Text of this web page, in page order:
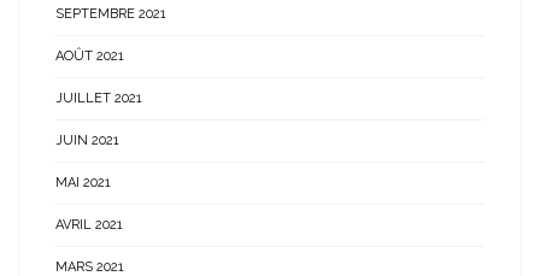
SEPTEMBRE 2021
AOÛT 2021
JUILLET 2021
JUIN 2021
MAI 2021
AVRIL 2021
MARS 2021